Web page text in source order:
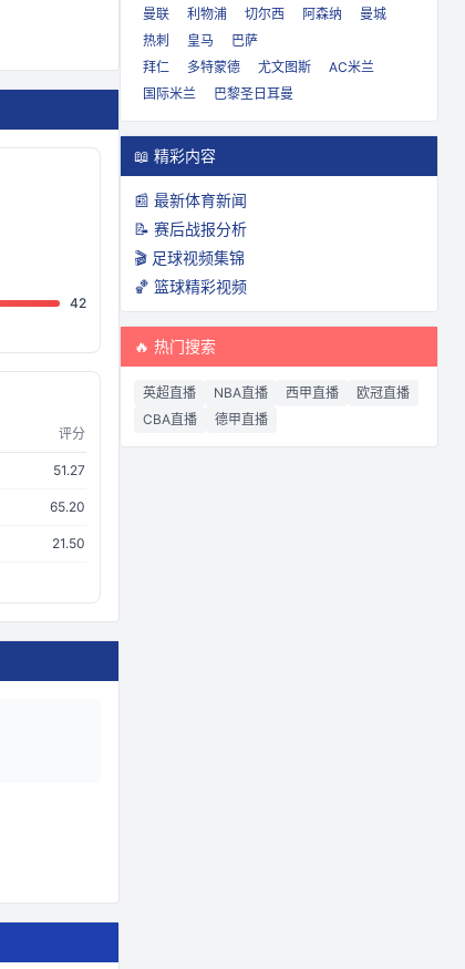
42
评分
51.27
65.20
21.50
曼联 利物浦 切尔西 阿森纳
曼城
热刺
皇马
巴萨
拜仁
多特蒙德 尤文图斯
AC米兰
国际米兰
巴黎圣日耳曼
📖 精彩内容
📰 最新体育新闻
📝 赛后战报分析
🎬 足球视频集锦
🏀 篮球精彩视频
🔥 热门搜索
英超直播 NBA直播 西甲直播
欧冠直播
CBA直播
德甲直播